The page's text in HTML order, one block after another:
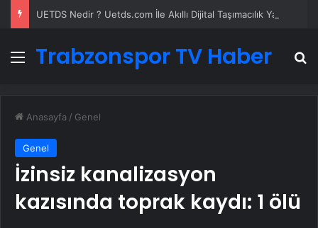
Menü
Trabzonspor TV Haber
Anasayfa / Genel
Genel
İzinsiz kanalizasyon
kazısında toprak kaydı: 1 ölü